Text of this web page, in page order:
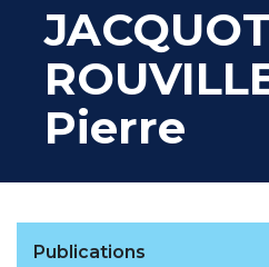
Pierre
Publications